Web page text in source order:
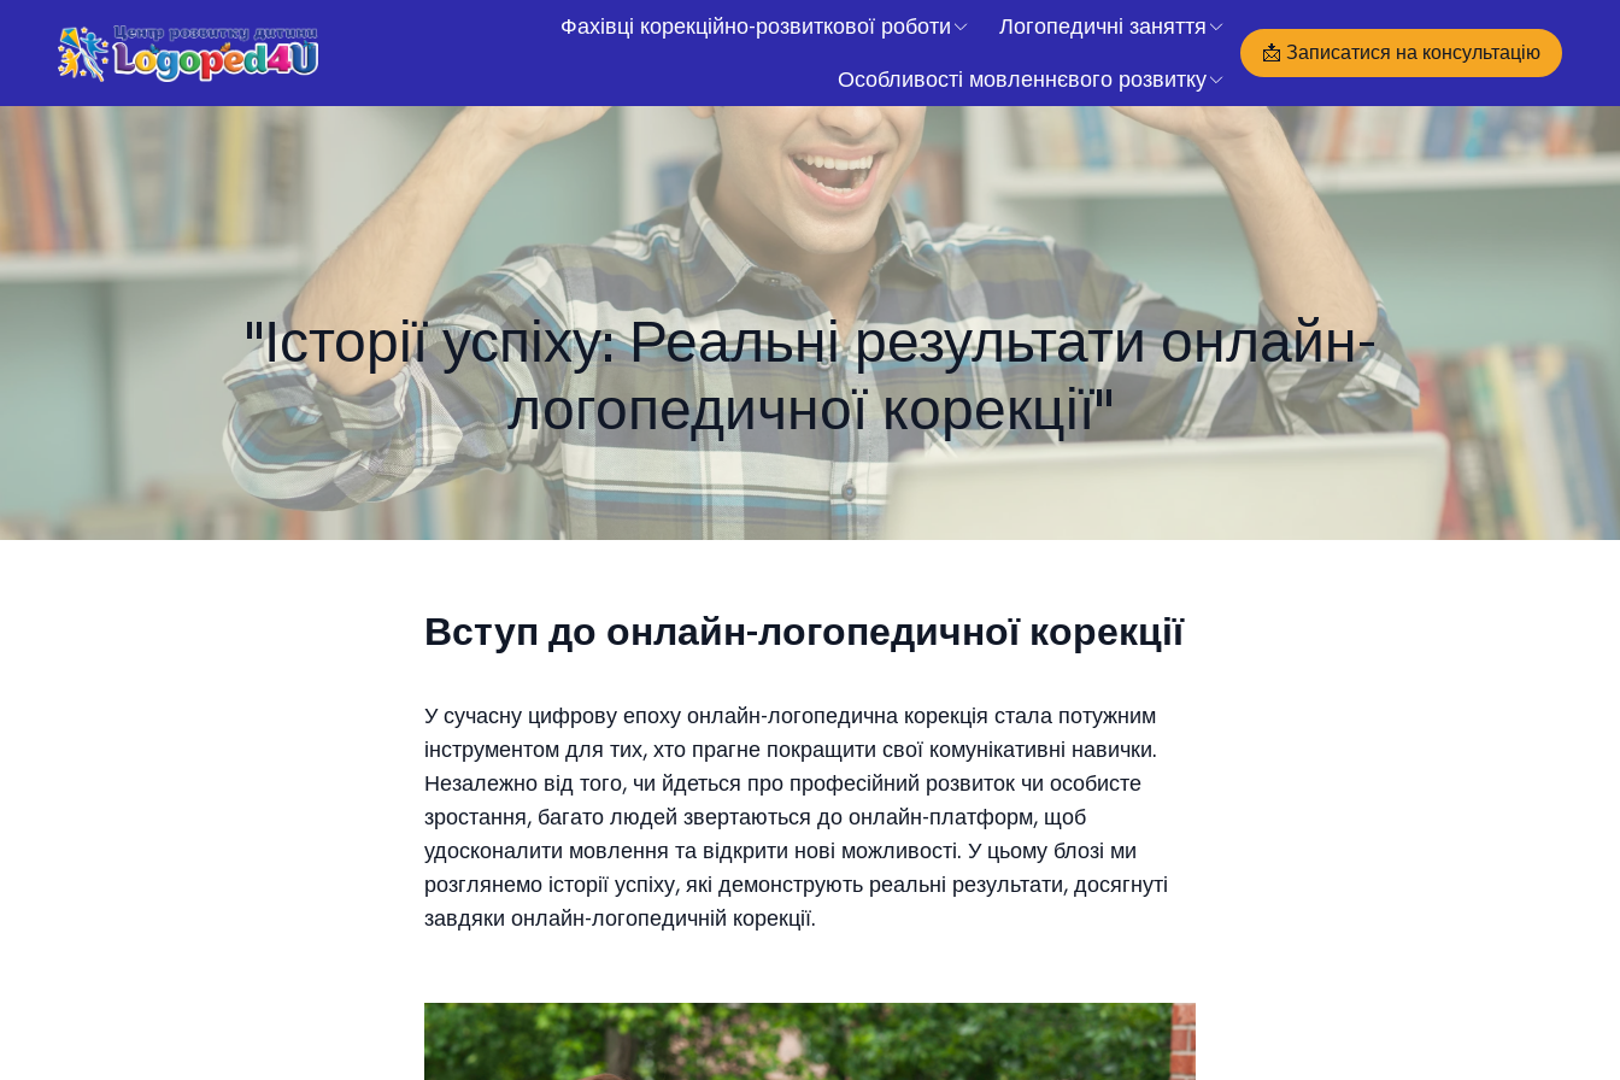
Фахівці корекційно-розвиткової роботи
Логопедичні заняття
Особливості мовленнєвого розвитку
📩 Записатися на консультацію
"Історії успіху: Реальні результати онлайн-
логопедичної корекції"
Вступ до онлайн-логопедичної корекції
У сучасну цифрову епоху онлайн-логопедична корекція стала потужним
інструментом для тих, хто прагне покращити свої комунікативні навички.
Незалежно від того, чи йдеться про професійний розвиток чи особисте
зростання, багато людей звертаються до онлайн-платформ, щоб
удосконалити мовлення та відкрити нові можливості. У цьому блозі ми
розглянемо історії успіху, які демонструють реальні результати, досягнуті
завдяки онлайн-логопедичній корекції.